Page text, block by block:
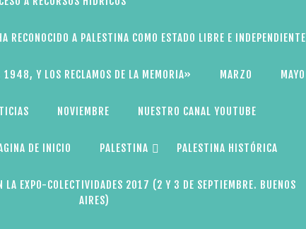
RECONOCIDO A PALESTINA COMO ESTADO LIBRE E INDEPENDIENTE
Y LOS RECLAMOS DE LA MEMORIA» MARZO MAYO
NOVIEMBRE NUESTRO CANAL YOUTUBE
DE INICIO PALESTINA PALESTINA HISTÓRICA
LA EXPO-COLECTIVIDADES 2017 (2 Y 3 DE SEPTIEMBRE. BUENOS
AIRES)